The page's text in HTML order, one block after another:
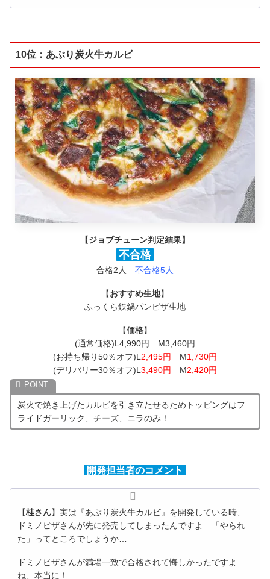
10位：あぶり炭火牛カルビ
【ジョブチューン判定結果】
不合格
合格2人 不合格5人
【おすすめ生地】
ふっくら鉄鍋パンピザ生地
【価格】
(通常価格)L4,990円 M3,460円
(お持ち帰り50％オフ)L 2,495円 M1,730円
(デリバリー30％オフ)L 3,490円 M2,420円
炭火で焼き上げたカルビを引き立たせるためトッピングはフ
ライドガーリック、チーズ、ニラのみ！
開発担当者のコメント
【桂さん】実は『あぶり炭火牛カルビ』を開発している時、
ドミノピザさんが先に発売してしまったんですよ…「やられ
た」ってところでしょうか…
ドミノピザさんが満場一致で合格されて悔しかったですよ
ね、本当に！